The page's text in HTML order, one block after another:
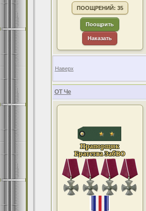
ПООЩРЕНИЙ: 35
Поощрить
Наказать
Наверх
ОТ Че